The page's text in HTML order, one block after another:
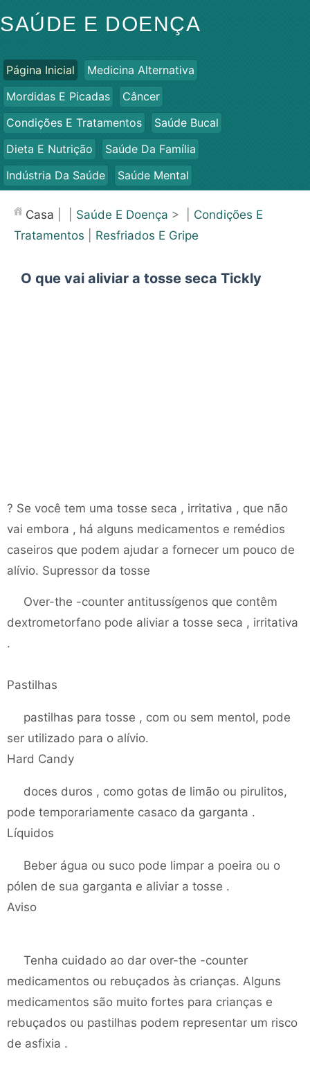
SAÚDE E DOENÇA
Página Inicial
Medicina Alternativa
Mordidas E Picadas
Câncer
Condições E Tratamentos
Saúde Bucal
Dieta E Nutrição
Saúde Da Família
Indústria Da Saúde
Saúde Mental
Saúde
Casa Saúde E Doença > | Condições E
Tratamentos
Resfriados E Gripe
O que vai aliviar a tosse seca Tickly
? Se você tem uma tosse seca , irritativa , que não
vai embora , há alguns medicamentos e remédios
caseiros que podem ajudar a fornecer um pouco de
alívio. Supressor da tosse
Over-the -counter antitussígenos que contêm
dextrometorfano pode aliviar a tosse seca , irritativa
.
Pastilhas
pastilhas para tosse , com ou sem mentol, pode
ser utilizado para o alívio.
Hard Candy
doces duros , como gotas de limão ou pirulitos,
pode temporariamente casaco da garganta .
Líquidos
Beber água ou suco pode limpar a poeira ou o
pólen de sua garganta e aliviar a tosse .
Aviso
Tenha cuidado ao dar over-the -counter
medicamentos ou rebuçados às crianças. Alguns
medicamentos são muito fortes para crianças e
rebuçados ou pastilhas podem representar um risco
de asfixia .